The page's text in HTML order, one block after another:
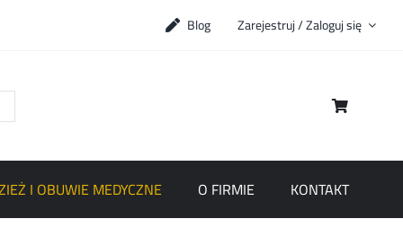
Blog Zarejestruj / Zaloguj się
I OBUWIE MEDYCZNE O FIRMIE KONTAKT